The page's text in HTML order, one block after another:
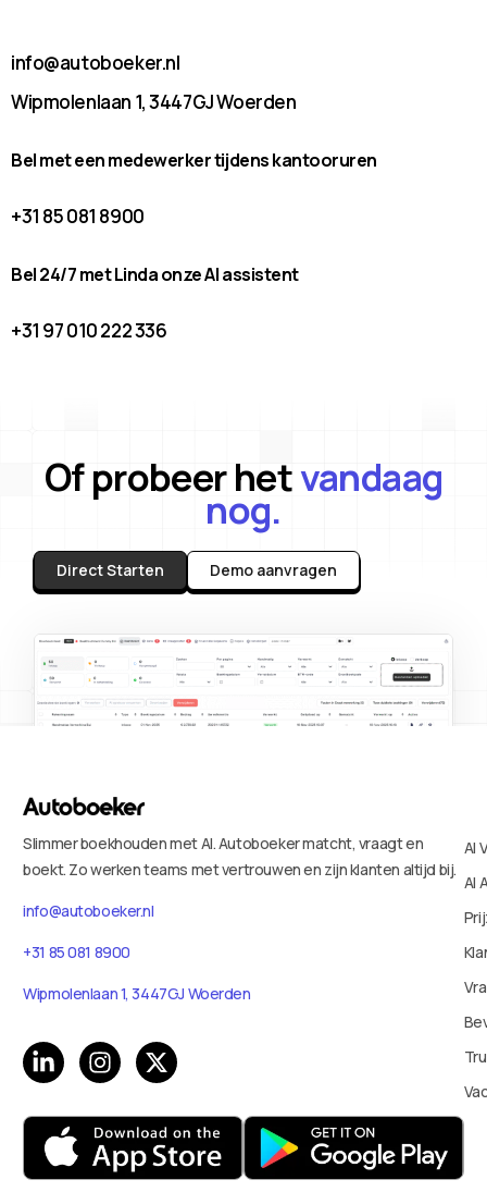
info@autoboeker.nl
Wipmolenlaan 1, 3447GJ Woerden
Bel met een medewerker tijdens kantooruren
+31 85 081 8900
Bel 24/7 met Linda onze AI assistent
+31 97 010 222 336
Of probeer hetvandaag
nog.
Direct Starten Demo aanvragen
Slimmer boekhouden met AI. Autoboeker matcht, vraagt en
boekt. Zo werken teams met vertrouwen en zijn klanten altijd bij.
info@autoboeker.nl
+31 85 081 8900
Wipmolenlaan 1, 3447GJ Woerden
AI
AI